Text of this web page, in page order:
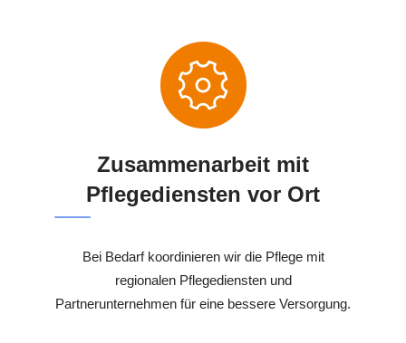
Zusammenarbeit mit
Pflegediensten vor Ort
Bei Bedarf koordinieren wir die Pflege mit
regionalen Pflegediensten und
Partnerunternehmen für eine bessere Versorgung.